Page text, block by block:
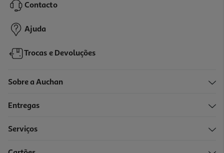
1,49 €
Contacto
Ajuda
Trocas e Devoluções
Sobre a Auchan
Entregas
Serviços